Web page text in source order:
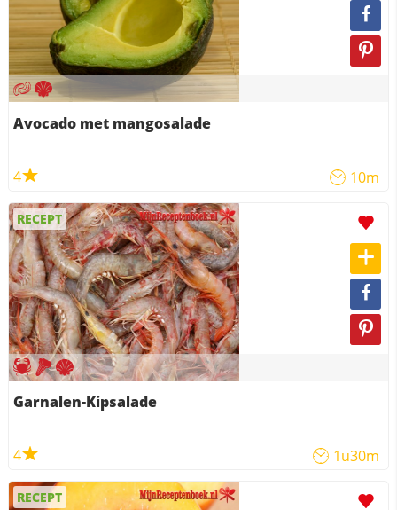
Avocado met mangosalade
4 10m
RECEPT
Garnalen-Kipsalade
4 1u30m
RECEPT